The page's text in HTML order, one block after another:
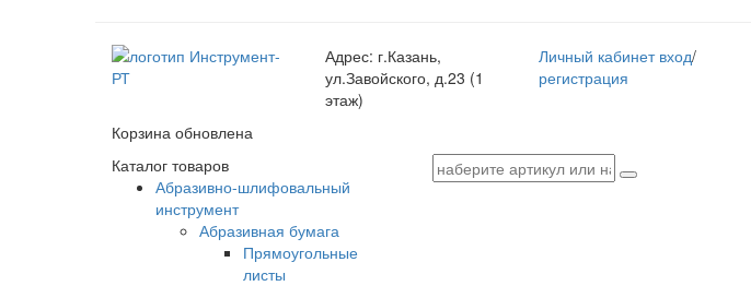
Адрес: г.Казань,
ул.Завойского, д.23 (1
этаж)
Личный кабинет вход/
регистрация
Корзина обновлена
Каталог товаров
Абразивно-шлифовальный
инструмент
Абразивная бумага
Прямоугольные
листы